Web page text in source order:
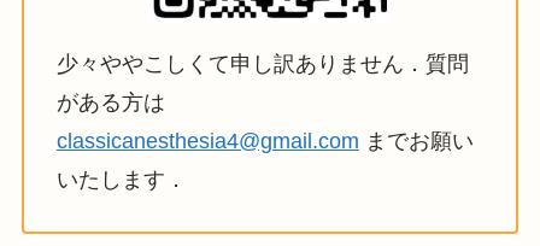
少々ややこしくて申し訳ありません．質問
がある方は
classicanesthesia4@gmail.com までお願い
いたします．